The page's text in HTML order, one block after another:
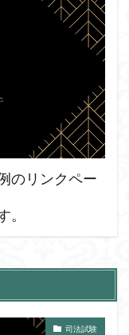
のリンクペー
司法試験